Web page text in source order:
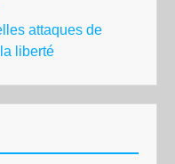
attaques de
liberté